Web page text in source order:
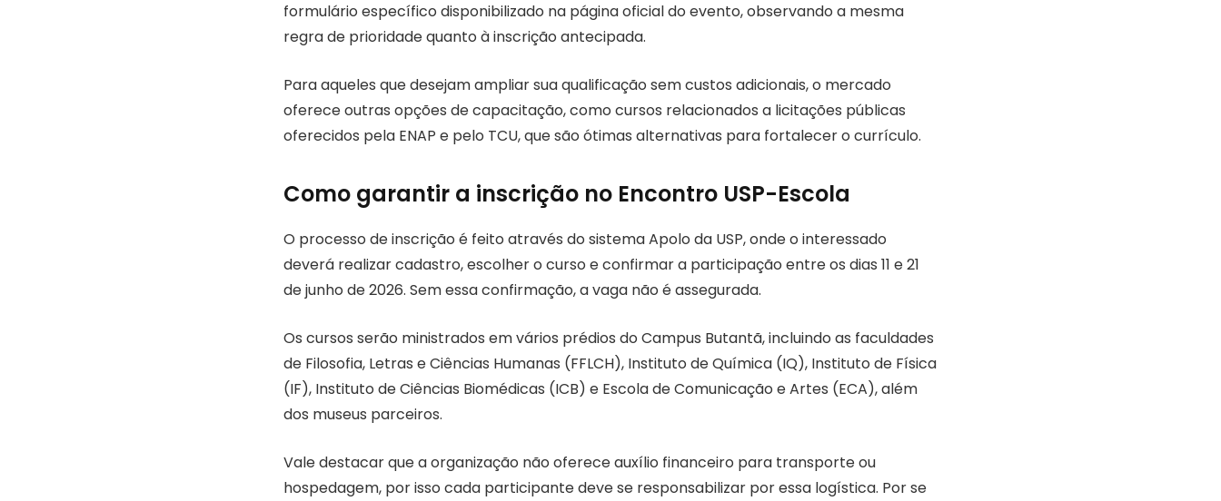
formulário específico disponibilizado na página oficial do evento, observando a mesma
regra de prioridade quanto à inscrição antecipada.
Para aqueles que desejam ampliar sua qualificação sem custos adicionais, o mercado
oferece outras opções de capacitação, como cursos relacionados a licitações públicas
oferecidos pela ENAP e pelo TCU, que são ótimas alternativas para fortalecer o currículo.
Como garantir a inscrição no Encontro USP-Escola
O processo de inscrição é feito através do sistema Apolo da USP, onde o interessado
deverá realizar cadastro, escolher o curso e confirmar a participação entre os dias 11 e 21
de junho de 2026. Sem essa confirmação, a vaga não é assegurada.
Os cursos serão ministrados em vários prédios do Campus Butantã, incluindo as faculdades
de Filosofia, Letras e Ciências Humanas (FFLCH), Instituto de Química (IQ), Instituto de Física
(IF), Instituto de Ciências Biomédicas (ICB) e Escola de Comunicação e Artes (ECA), além
dos museus parceiros.
Vale destacar que a organização não oferece auxílio financeiro para transporte ou
hospedagem, por isso cada participante deve se responsabilizar por essa logística. Por se